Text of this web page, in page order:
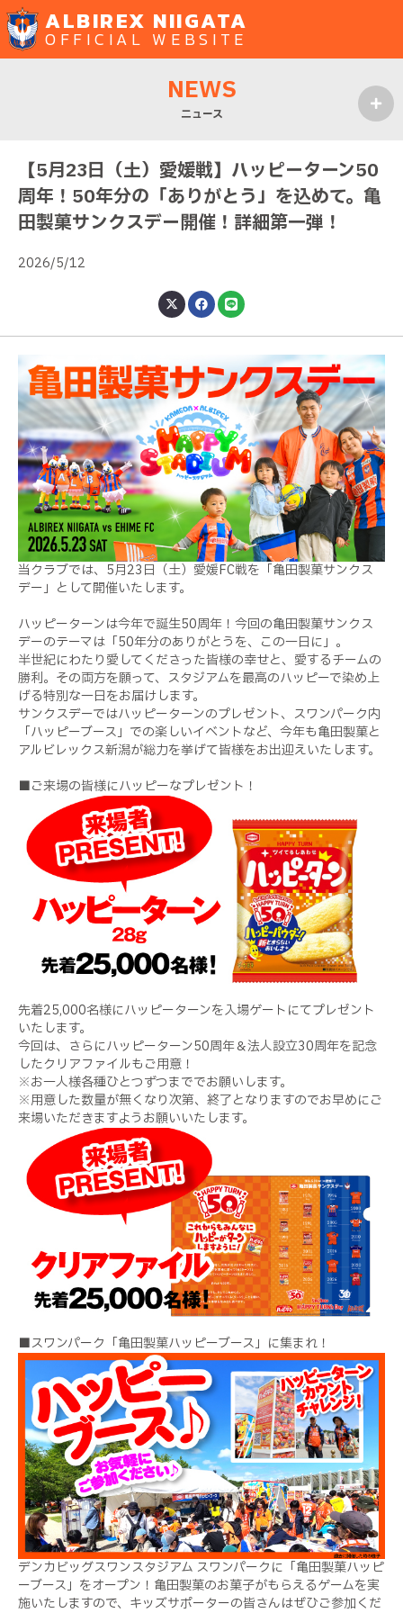
ALBIREX NIIGATA
OFFICIAL WEBSITE
NEWS
ニュース
【5月23日（土）愛媛戦】ハッピーターン50
周年！50年分の「ありがとう」を込めて。亀
田製菓サンクスデー開催！詳細第一弾！
2026/5/12
当クラブでは、5月23日（土）愛媛FC戦を「亀田製菓サンクス
デー」として開催いたします。
ハッピーターンは今年で誕生50周年！今回の亀田製菓サンクス
デーのテーマは「50年分のありがとうを、この一日に」。
半世紀にわたり愛してくださった皆様の幸せと、愛するチームの
勝利。その両方を願って、スタジアムを最高のハッピーで染め上
げる特別な一日をお届けします。
サンクスデーではハッピーターンのプレゼント、スワンパーク内
「ハッピーブース」での楽しいイベントなど、今年も亀田製菓と
アルビレックス新潟が総力を挙げて皆様をお出迎えいたします。
■ご来場の皆様にハッピーなプレゼント！
先着25,000名様にハッピーターンを入場ゲートにてプレゼント
いたします。
今回は、さらにハッピーターン50周年＆法人設立30周年を記念
したクリアファイルもご用意！
※お一人様各種ひとつずつまででお願いします。
※用意した数量が無くなり次第、終了となりますのでお早めにご
来場いただきますようお願いいたします。
■スワンパーク「亀田製菓ハッピーブース」に集まれ！
デンカビッグスワンスタジアム スワンパークに「亀田製菓ハッピ
ーブース」をオープン！亀田製菓のお菓子がもらえるゲームを実
施いたしますので、キッズサポーターの皆さんはぜひご参加くだ